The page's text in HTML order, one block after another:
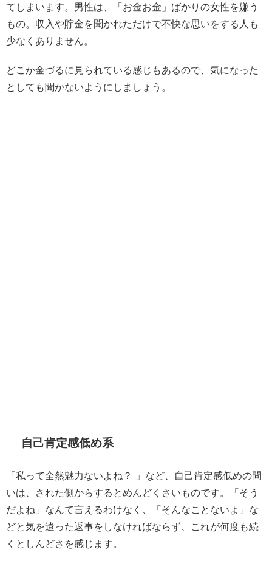
てしまいます。男性は、「お金お金」ばかりの女性を嫌う
もの。収入や貯金を聞かれただけで不快な思いをする人も
少なくありません。
どこか金づるに見られている感じもあるので、気になった
としても聞かないようにしましょう。
自己肯定感低め系
「私って全然魅力ないよね？ 」など、自己肯定感低めの問
いは、された側からするとめんどくさいものです。「そう
だよね」なんて言えるわけなく、「そんなことないよ」な
どと気を遣った返事をしなければならず、これが何度も続
くとしんどさを感じます。